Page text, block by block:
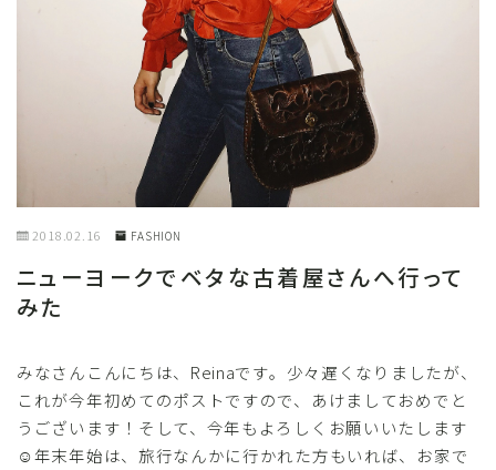
2018.02.16 FASHION
ニューヨークでベタな古着屋さんへ行って
みた
みなさんこんにちは、Reinaです。少々遅くなりましたが、
これが今年初めてのポストですので、あけましておめでと
うございます！そして、今年もよろしくお願いいたします
☺年末年始は、旅行なんかに行かれた方もいれば、お家で